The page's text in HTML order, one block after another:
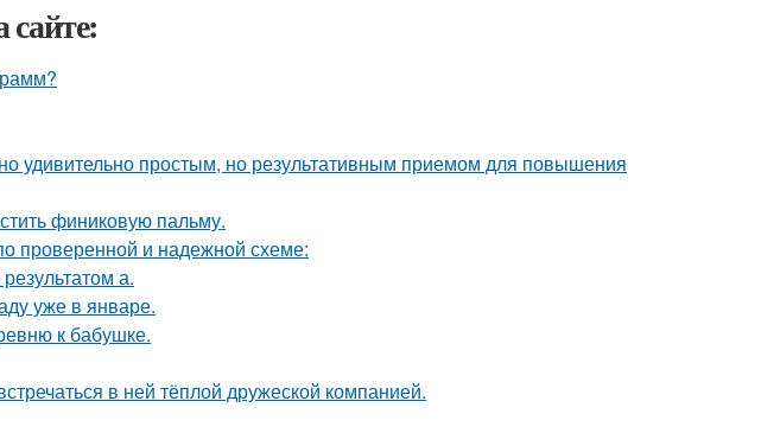
сайте:
удивительно простым, но результативным приемом для повышения
финиковую пальму.
проверенной и надежной схеме:
а.
уже в январе.
к бабушке.
в ней тёплой дружеской компанией.